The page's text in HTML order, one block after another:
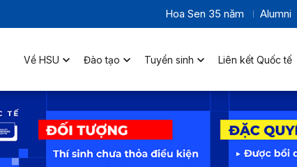
Hoa Sen 35 năm Alumni
Về HSU Đào tạo Tuyển sinh Liên kết Quốc tế